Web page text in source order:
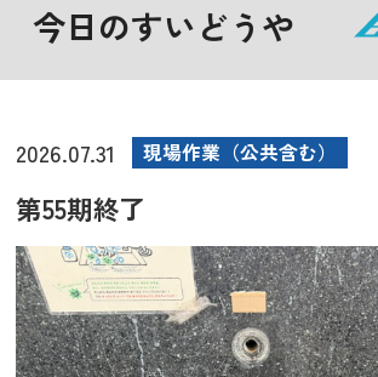
今日のすいどうや
2026.07.31 現場作業（公共含む）
第55期終了